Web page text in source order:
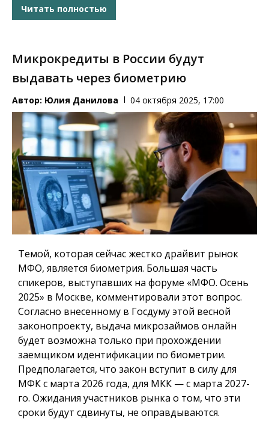
Читать полностью
Микрокредиты в России будут
выдавать через биометрию
Автор: Юлия Данилова 04 октября 2025, 17:00
Темой, которая сейчас жестко драйвит рынок
МФО, является биометрия. Большая часть
спикеров, выступавших на форуме «МФО. Осень
2025» в Москве, комментировали этот вопрос.
Согласно внесенному в Госдуму этой весной
законопроекту, выдача микрозаймов онлайн
будет возможна только при прохождении
заемщиком идентификации по биометрии.
Предполагается, что закон вступит в силу для
МФК с марта 2026 года, для МКК — с марта 2027-
го. Ожидания участников рынка о том, что эти
сроки будут сдвинуты, не оправдываются.